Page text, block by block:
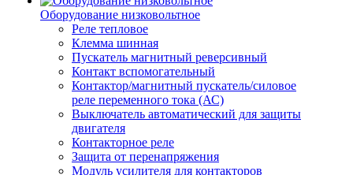
Оборудование низковольтное
Реле тепловое
Клемма шинная
Пускатель магнитный реверсивный
Контакт вспомогательный
Контактор/магнитный пускатель/силовое
реле переменного тока (АС)
Выключатель автоматический для защиты
двигателя
Контакторное реле
Защита от перенапряжения
Модуль усилителя для контакторов